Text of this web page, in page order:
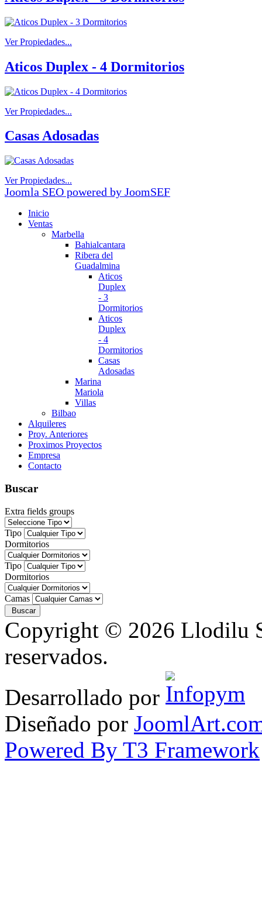
Ver Propiedades...
Aticos Duplex - 4 Dormitorios
Ver Propiedades...
Casas Adosadas
Ver Propiedades...
Joomla SEO powered by JoomSEF
Inicio
Ventas
Marbella
Bahialcantara
Ribera del
Guadalmina
Aticos
Duplex
- 3
Dormitorios
Aticos
Duplex
- 4
Dormitorios
Casas
Adosadas
Marina
Mariola
Villas
Bilbao
Alquileres
Proy. Anteriores
Proximos Proyectos
Empresa
Contacto
Buscar
Extra fields groups
Tipo
Dormitorios
Tipo
Dormitorios
Camas
Copyright © 2026 Llodilu
reservados.
Desarrollado por
Diseñado por
Powered By T3 Framework